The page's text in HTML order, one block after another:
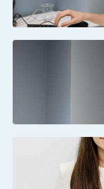
Відкрити фото: Фахівець
Відкрити фото: Медичний